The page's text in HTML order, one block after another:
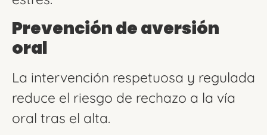
Prevención de aversión
oral
La intervención respetuosa y regulada
reduce el riesgo de rechazo a la vía
oral tras el alta.